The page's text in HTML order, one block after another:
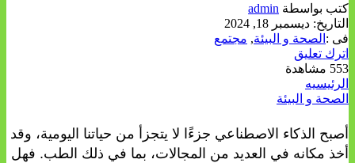
كتب بواسطة admin
التاريخ: ديسمبر 18, 2024
فى : الصحة و البيئة, مجتمع
اترك تعليق
553 مشاهدة
الرئيسيه
الصحة و البيئة
أصبح الذكاء الاصطناعي جزءًا لا يتجزأ من حياتنا اليومية، وقد
أخذ مكانه في العديد من المجالات، بما في ذلك الطب. فهل